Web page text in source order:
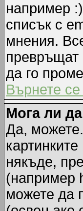
например
списък с
мнения.
превръщат
да го
Върнете
Мога ли
Да,
някъде,
(например
можете да